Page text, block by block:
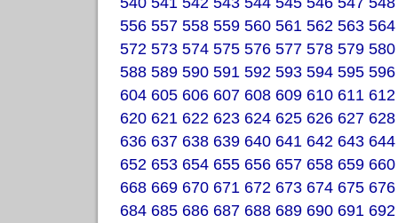
556 557 558 559 560 561 562 563 564
572 573 574 575 576 577 578 579 580
588 589 590 591 592 593 594 595 596
604 605 606 607 608 609 610 611 612
620 621 622 623 624 625 626 627 628
636 637 638 639 640 641 642 643 644
652 653 654 655 656 657 658 659 660
668 669 670 671 672 673 674 675 676
684 685 686 687 688 689 690 691 692